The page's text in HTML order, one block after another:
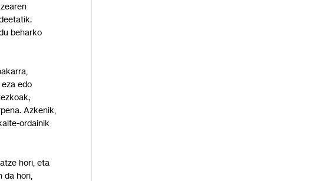
beharko
edo
Azkenik,
ordainik
hori, eta
da hori,